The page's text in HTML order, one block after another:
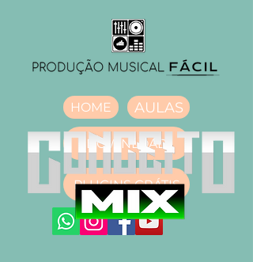
HOME AULAS
DOWNLOAD
PLUGINS GRÁTIS